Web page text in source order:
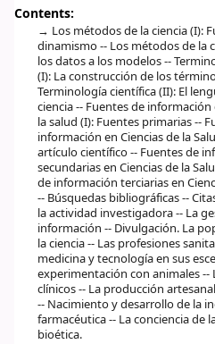
Contents:
Los métodos de la ciencia (I):
dinamismo -- Los métodos de la
los datos a los modelos --
(I): La construcción de los
Terminología científica (II): El
ciencia -- Fuentes de información
la salud (I): Fuentes primarias --
información en Ciencias de la
artículo científico -- Fuentes de
secundarias en Ciencias de la
de información terciarias en
-- Búsquedas bibliográficas --
la actividad investigadora -- La
información -- Divulgación. La
la ciencia -- Las profesiones
medicina y tecnología en sus
experimentación con animales --
clínicos -- La producción
-- Nacimiento y desarrollo de la
farmacéutica -- La conciencia de
bioética.